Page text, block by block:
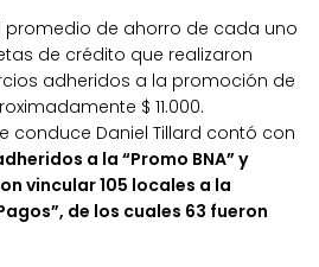
promedio de ahorro de cada uno
de crédito que realizaron
adheridos a la promoción de
$ 11.000.
conduce Daniel Tillard contó con
a la “Promo BNA” y
vincular 105 locales a la
de los cuales 63 fueron